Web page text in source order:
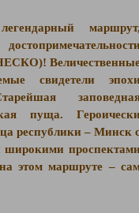
свидетели
пуща.
республики – Минск
широкими
этом маршруте –